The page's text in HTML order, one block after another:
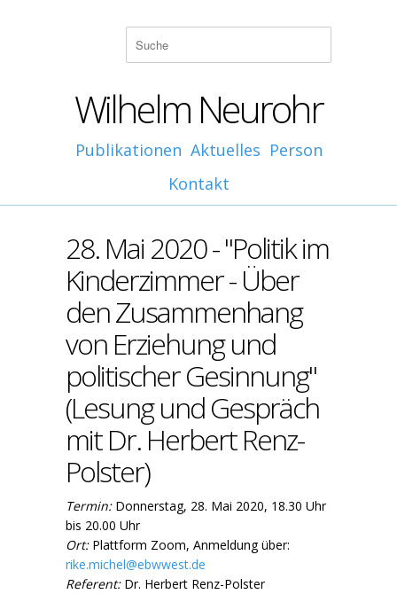
Wilhelm Neurohr
Publikationen Aktuelles Person
Kontakt
28. Mai 2020 - "Politik im
Kinderzimmer - Über
den Zusammenhang
von Erziehung und
politischer Gesinnung"
(Lesung und Gespräch
mit Dr. Herbert Renz-
Polster)
Termin: Donnerstag, 28. Mai 2020, 18.30 Uhr
bis 20.00 Uhr
Ort:Plattform Zoom, Anmeldung über:
rike.michel@ebwwest.de
Referent:Dr. Herbert Renz-Polster